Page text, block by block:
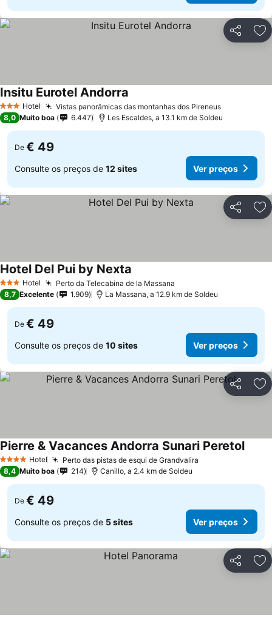
Partilhar
3 EstrelasHotel Vistas panorâmicas das montanhas dos PireneusVer preços
Insitu Eurotel Andorra
8,0 Muito boa 6.447 Les Escaldes, a 13.1 km de Soldeu
De € 49
Consulte os preços de 12 sites Ver preços
Partilhar
3 EstrelasHotel Perto da Telecabina de la Massana
Hotel Del Pui by Nexta
8,7 Excelente 1.909 La Massana, a 12.9 km de Soldeu
De € 49
Consulte os preços de 10 sites Ver preços
Partilhar
4 EstrelasHotel Perto das pistas de esqui de Grandvalira
Pierre & Vacances Andorra Sunari PeretolVer
8,4 Muito boa 214 Canillo, a 2.4 km de Soldeu
De € 49
Consulte os preços de 5 sites Ver preços
Partilhar